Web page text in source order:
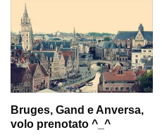
Bruges, Gand e Anversa,
volo prenotato ^_^